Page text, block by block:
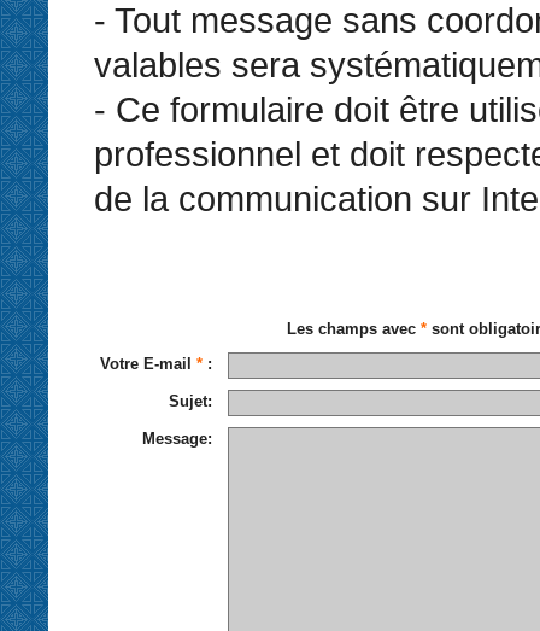
- Tout message sans
valables sera
- Ce formulaire doit être
professionnel et doit
de la communication sur
Les champs avec *sont
Votre E-mail * :
Sujet:
Message: